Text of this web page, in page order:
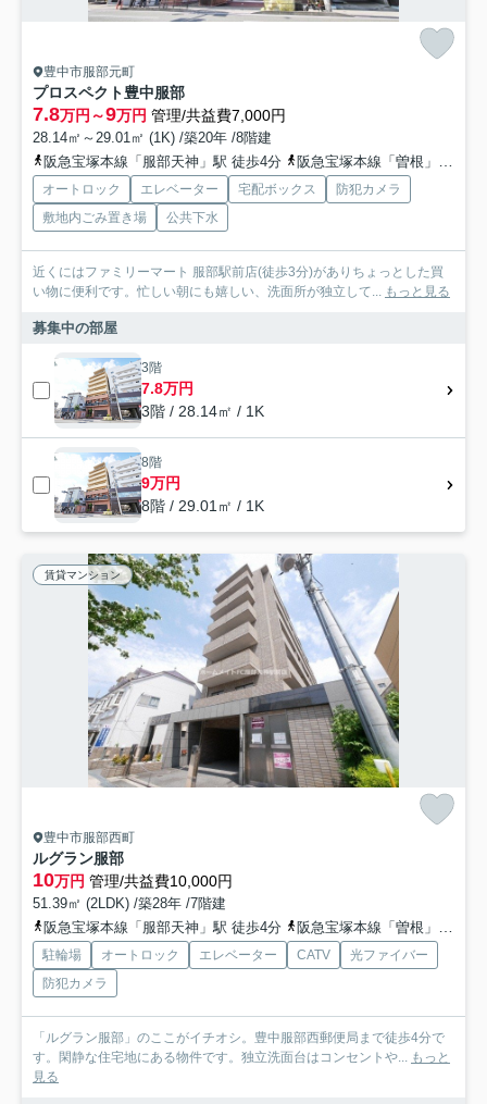
豊中市服部元町
プロスペクト豊中服部
7.8万円～9万円 管理/共益費7,000円
28.14㎡～29.01㎡ (1K) /築20年 /8階建
阪急宝塚本線「服部天神」駅 徒歩4分
阪急宝塚本線「曽根」駅 徒歩15分
オートロック エレベーター 宅配ボックス
防犯カメラ
敷地内ごみ置き場
公共下水
近くにはファミリーマート 服部駅前店(徒歩3分)がありちょっとした買
い物に便利です。忙しい朝にも嬉しい、洗面所が独立して... もっと見る
募集中の部屋
3階
7.8万円
3階 / 28.14㎡ / 1K
8階
9万円
8階 / 29.01㎡ / 1K
賃貸マンション
豊中市服部西町
ルグラン服部
10万円 管理/共益費10,000円
51.39㎡ (2LDK) /築28年 /7階建
阪急宝塚本線「服部天神」駅 徒歩4分
阪急宝塚本線「曽根」駅 徒歩17分
駐輪場 オートロック エレベーター CATV
光ファイバー
防犯カメラ
「ルグラン服部」のここがイチオシ。豊中服部西郵便局まで徒歩4分で
す。閑静な住宅地にある物件です。独立洗面台はコンセントや... もっと
見る